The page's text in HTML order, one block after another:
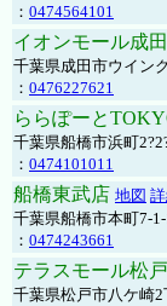
： 0474564101
イオンモール成
千葉県成田市ウイン
： 0476227621
ららぽーと
千葉県船橋市浜町
： 0474101011
船橋東武店 地図
千葉県船橋市本町7-
： 0474243661
テラスモール松
千葉県松戸市八ケ崎